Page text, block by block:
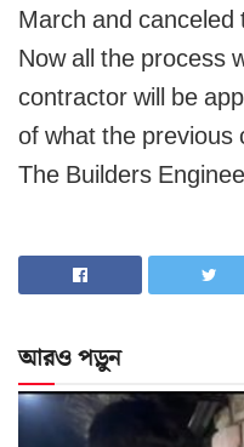
March and
Now all the process
contractor will be
of what the previous
The Builders
আরও পড়ুন